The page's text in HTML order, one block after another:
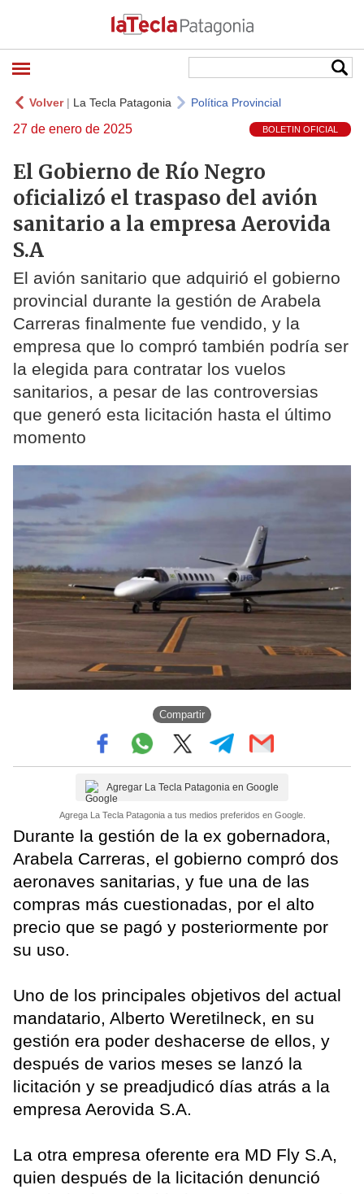
Volver| La Tecla Patagonia Política Provincial
27 de enero de 2025 BOLETIN OFICIAL
El Gobierno de Río Negro
oficializó el traspaso del avión
sanitario a la empresa Aerovida
S.A
El avión sanitario que adquirió el gobierno
provincial durante la gestión de Arabela
Carreras finalmente fue vendido, y la
empresa que lo compró también podría ser
la elegida para contratar los vuelos
sanitarios, a pesar de las controversias
que generó esta licitación hasta el último
momento
Compartir
Agregar La Tecla Patagonia en Google
Agrega La Tecla Patagonia a tus medios preferidos en Google.
Durante la gestión de la ex gobernadora,
Arabela Carreras, el gobierno compró dos
aeronaves sanitarias, y fue una de las
compras más cuestionadas, por el alto
precio que se pagó y posteriormente por
su uso.
Uno de los principales objetivos del actual
mandatario, Alberto Weretilneck, en su
gestión era poder deshacerse de ellos, y
después de varios meses se lanzó la
licitación y se preadjudicó días atrás a la
empresa Aerovida S.A.
La otra empresa oferente era MD Fly S.A,
quien después de la licitación denunció